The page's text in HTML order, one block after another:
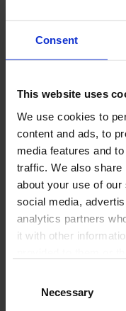
Consent
This website uses
We use cookies to
content and ads, to
media features and
traffic. We also share
about your use of our
social media,
analytics partners
it with other
services.
SelectionNecessary